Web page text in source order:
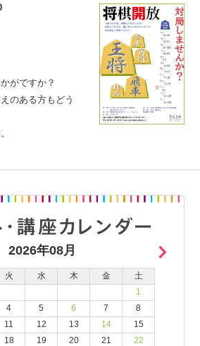
がですか？
のある方もどう
2026年08月
火 水 木 金
土
1
4 5 6 7
8
11 12 13 14
15
18 19 20 21
22